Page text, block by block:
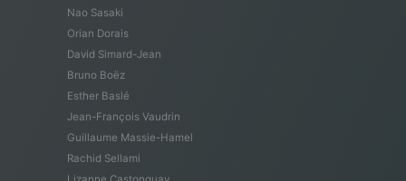
Nao Sasaki
Orian Dorais
David Simard-Jean
Bruno Boëz
Esther Baslé
Jean-François Vaudrin
Guillaume Massie-Hamel
Rachid Sellami